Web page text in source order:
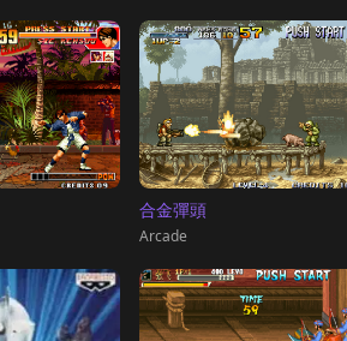
合金彈頭
Arcade